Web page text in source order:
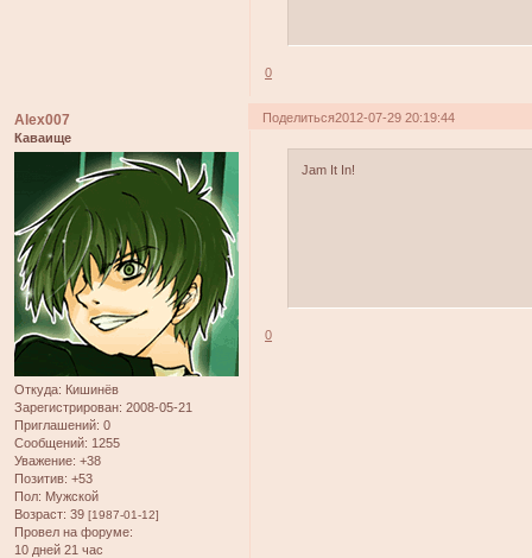
0
Поделиться2012-07-29 20:19:44
Alex007
Каваище
Откуда: Кишинёв
Зарегистрирован: 2008-05-21
Приглашений: 0
Сообщений: 1255
Уважение: +38
Позитив: +53
Пол: Мужской
Возраст: 39 [1987-01-12]
Провел на форуме:
10 дней 21 час
Jam It In!
0